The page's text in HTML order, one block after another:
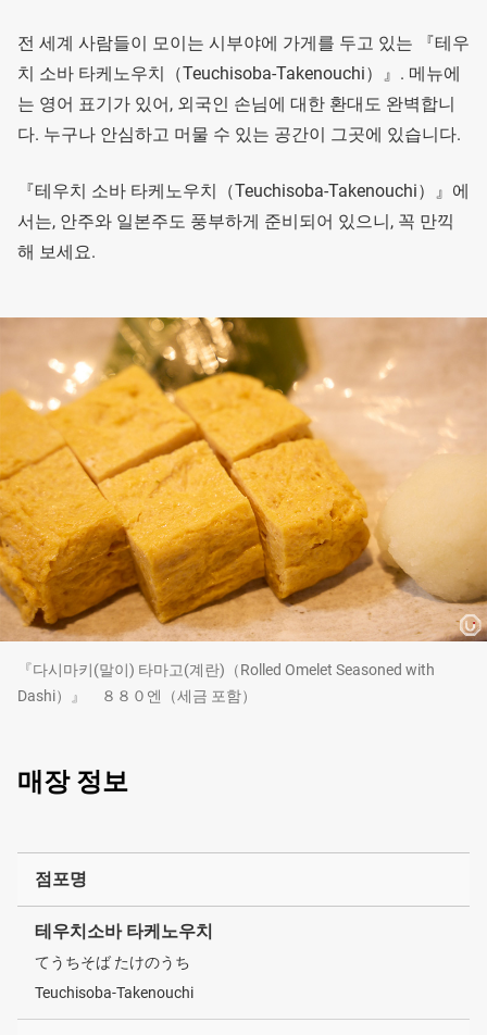
전 세계 사람들이 모이는 시부야에 가게를 두고 있는 『테우
치 소바 타케노우치（Teuchisoba-Takenouchi）』. 메뉴에
는 영어 표기가 있어, 외국인 손님에 대한 환대도 완벽합니
다. 누구나 안심하고 머물 수 있는 공간이 그곳에 있습니다.
『테우치 소바 타케노우치（Teuchisoba-Takenouchi）』에
서는, 안주와 일본주도 풍부하게 준비되어 있으니, 꼭 만끽
해 보세요.
『다시마키(말이) 타마고(계란)（Rolled Omelet Seasoned with
Dashi）』 ８８０엔（세금 포함）
매장 정보
점포명
테우치소바 타케노우치
てうちそば たけのうち
Teuchisoba-Takenouchi